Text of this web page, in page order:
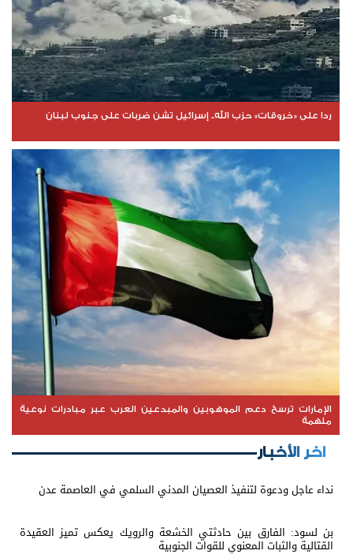
ردا على «خروقات» حزب الله.. إسرائيل تشن ضربات على جنوب لبنان
الإمارات ترسخ دعم الموهوبين والمبدعين العرب عبر مبادرات نوعية
ملهمة
اخر الأخبار
نداء عاجل ودعوة لتنفيذ العصيان المدني السلمي في العاصمة عدن
بن لسود: الفارق بين حادثتي الخشعة والرويك يعكس تميز العقيدة
القتالية والثبات المعنوي للقوات الجنوبية